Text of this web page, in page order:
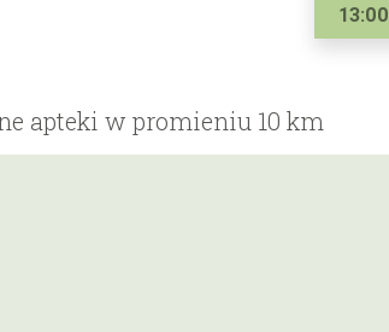
13:00
apteki w promieniu 10 km